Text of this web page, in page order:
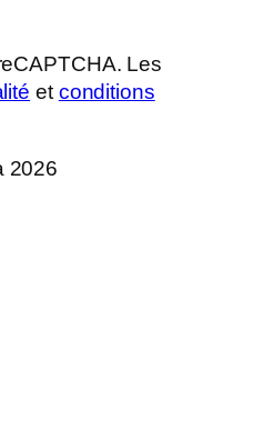
Les
et conditions
2026